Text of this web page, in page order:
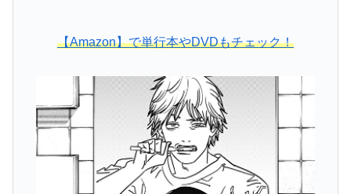
【Amazon】で単行本やDVDもチェック！